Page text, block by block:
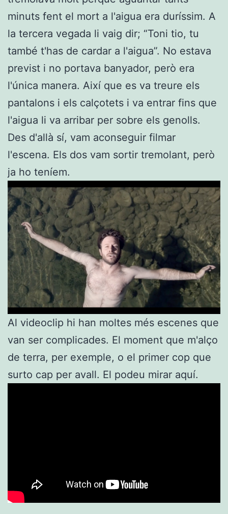
minuts fent el mort a l'aigua era duríssim. A
la tercera vegada li vaig dir; “Toni tio, tu
també t'has de cardar a l'aigua”. No estava
previst i no portava banyador, però era
l'única manera. Així que es va treure els
pantalons i els calçotets i va entrar fins que
l'aigua li va arribar per sobre els genolls.
Des d'allà sí, vam aconseguir filmar
l'escena. Els dos vam sortir tremolant, però
ja ho teníem.
Al videoclip hi han moltes més escenes que
van ser complicades. El moment que m'alço
de terra, per exemple, o el primer cop que
surto cap per avall. El podeu mirar aquí.